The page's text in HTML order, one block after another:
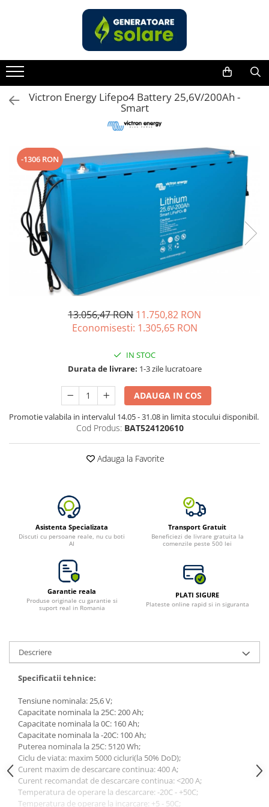
Acasa
Statii de Alimentare Portabile
Cauta dupa capacitate
Intre 2000-3000W
Peste 3000W
Cauta dupa marca
Bluetti
EcoFlow
Anker
Pecron
Oscal
Vezi toate statiile
Accesorii Statii de Alimentare
Cauta dupa capacitate
Intre 2000-3000W
Cauta dupa marca
Bluetti
Toate generatoarele
Panouri Solare Pliabile
Cauta dupa marca
Oscal
Kituri solare pentru balcon
Frigidere Portabile
Componente Fotovoltaice
Incarcatoare solare
Incarcatoare solare MPPT
Incarcatoare solare PWM
Interfete si cabluri
Cabluri panouri fotovoltaice
Cabluri pentru echipamente
fotovoltaice
Victron Energy Lifepo4 Battery 25,6V/200Ah -
Smart
-1306 RON
13.056,47 RON 11.750,82 RON
Economisesti: 1.305,65 RON
IN STOC
Durata de livrare: 1-3 zile lucratoare
ADAUGA IN COS
Promotie valabila in intervalul 14.05 - 31.08 in limita stocului disponibil.
Cod Produs: BAT524120610
Adauga la Favorite
Asistenta Specializata
Discuti cu persoane reale, nu cu boti
AI
Transport Gratuit
Beneficiezi de livrare gratuita la
comenzile peste 500 lei
Garantie reala
Produse originale cu garantie si
suport real in Romania
PLATI SIGURE
Plateste online rapid si in siguranta
Descriere
Specificatii tehnice:
Tensiune nominala: 25,6 V;
Capacitate nominala la 25C: 200 Ah;
Capacitate nominala la 0C: 160 Ah;
Capacitate nominala la -20C: 100 Ah;
Puterea nominala la 25C: 5120 Wh;
Ciclu de viata: maxim 5000 cicluri(la 50% DoD);
Curent maxim de descarcare continua: 400 A;
Curent recomandat de descarcare continua: <200 A;
Temperatura de operare la descarcare: -20C - +50C;
Temperatura de operare la incarcare: +5 - 50C;